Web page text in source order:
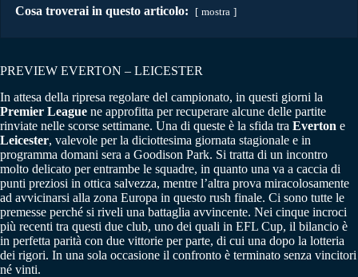
Cosa troverai in questo articolo: mostra
PREVIEW EVERTON – LEICESTER
In attesa della ripresa regolare del campionato, in questi giorni la
Premier League ne approfitta per recuperare alcune delle partite
rinviate nelle scorse settimane. Una di queste è la sfida tra Everton e
Leicester, valevole per la diciottesima giornata stagionale e in
programma domani sera a Goodison Park. Si tratta di un incontro
molto delicato per entrambe le squadre, in quanto una va a caccia di
punti preziosi in ottica salvezza, mentre l’altra prova miracolosamente
ad avvicinarsi alla zona Europa in questo rush finale. Ci sono tutte le
premesse perché si riveli una battaglia avvincente. Nei cinque incroci
più recenti tra questi due club, uno dei quali in EFL Cup, il bilancio è
in perfetta parità con due vittorie per parte, di cui una dopo la lotteria
dei rigori. In una sola occasione il confronto è terminato senza vincitori
né vinti.